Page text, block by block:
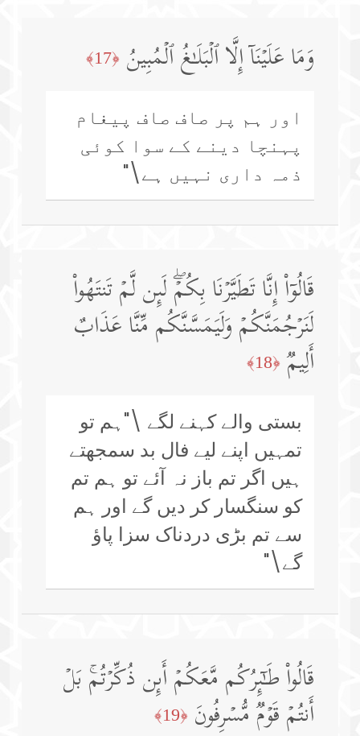
وَمَا عَلَیۡنَاۤ إِلَّا ٱلۡبَلَـٰغُ ٱلۡمُبِینُ ﴿17﴾
اور ہم پر صاف صاف پیغام
پہنچا دینے کے سوا کوئی
ذمہ داری نہیں ہے\"
قَالُوۤا۟ إِنَّا تَطَیَّرۡنَا بِكُمۡۖ لَىِٕن لَّمۡ تَنتَهُوا۟
لَنَرۡجُمَنَّكُمۡ وَلَیَمَسَّنَّكُم مِّنَّا عَذَابٌ
أَلِیمࣱ ﴿18﴾
بستی والے کہنے لگے \"ہم تو
تمہیں اپنے لیے فال بد سمجھتے
ہیں اگر تم باز نہ آئے تو ہم تم
کو سنگسار کر دیں گے اور ہم
سے تم بڑی دردناک سزا پاؤ
گے\"
قَالُوا۟ طَـٰۤىِٕرُكُم مَّعَكُمۡ أَىِٕن ذُكِّرۡتُمۚ بَلۡ
أَنتُمۡ قَوۡمࣱ مُّسۡرِفُونَ ﴿19﴾